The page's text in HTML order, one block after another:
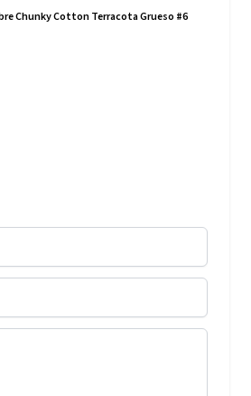
Chunky Cotton Terracota Grueso #6